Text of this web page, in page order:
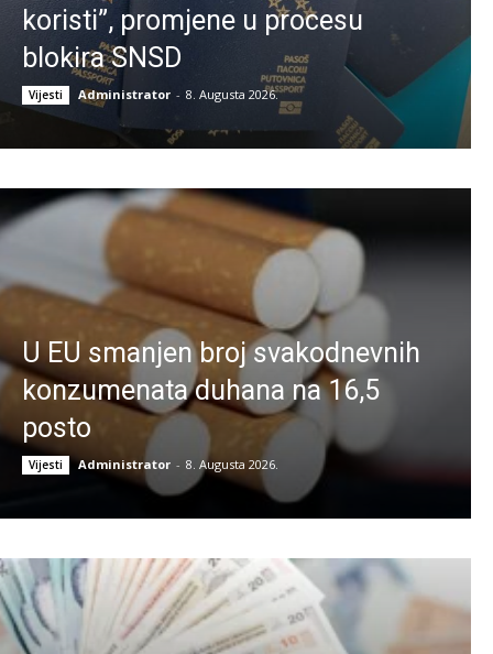
koristi”, promjene u procesu
blokira SNSD
Vijesti Administrator - 8. Augusta 2026.
U EU smanjen broj svakodnevnih
konzumenata duhana na 16,5
posto
Vijesti Administrator - 8. Augusta 2026.